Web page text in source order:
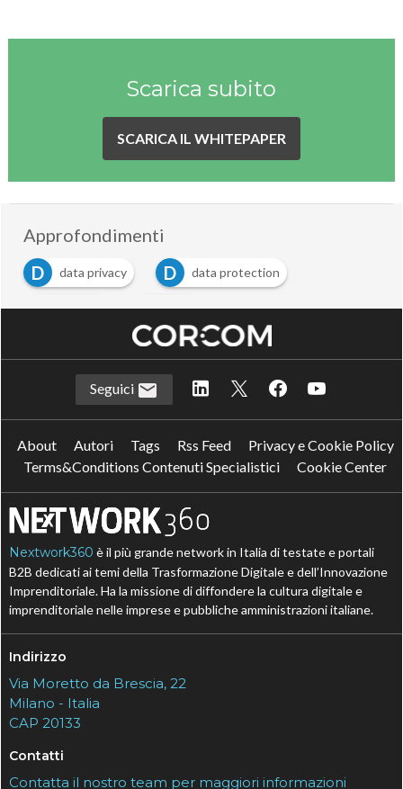
Scarica subito
SCARICA IL WHITEPAPER
Approfondimenti
D
data privacy D data protection
F Fortinet G gdpr
Seguici
About Autori Tags Rss Feed
Privacy e Cookie Policy
Terms&Conditions Contenuti Specialistici
Cookie Center
Nextwork360 è il più grande network in Italia di testate e portali
B2B dedicati ai temi della Trasformazione Digitale e dell’Innovazione
Imprenditoriale. Ha la missione di diffondere la cultura digitale e
imprenditoriale nelle imprese e pubbliche amministrazioni italiane.
Indirizzo
Via Moretto da Brescia, 22
Milano - Italia
CAP 20133
Contatti
Contatta il nostro team per maggiori informazioni